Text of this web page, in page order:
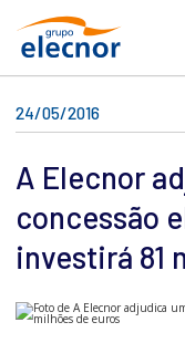
24/05/2016
A Elecnor
concessão
investirá 81